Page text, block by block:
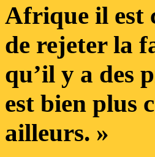
Afrique il est
de rejeter la
qu’il y a des
est bien plus
ailleurs. »